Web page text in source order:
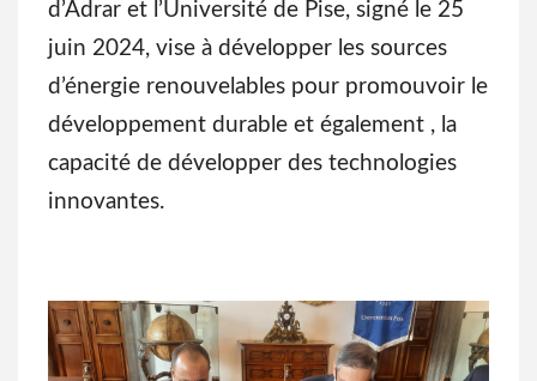
d’Adrar et l’Université de Pise, signé le 25
juin 2024, vise à développer les sources
d’énergie renouvelables pour promouvoir le
développement durable et également , la
capacité de développer des technologies
innovantes.